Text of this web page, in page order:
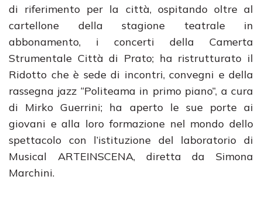
di riferimento per la città, ospitando oltre al
cartellone della stagione teatrale in
abbonamento, i concerti della Camerta
Strumentale Città di Prato; ha ristrutturato il
Ridotto che è sede di incontri, convegni e della
rassegna jazz “Politeama in primo piano”, a cura
di Mirko Guerrini; ha aperto le sue porte ai
giovani e alla loro formazione nel mondo dello
spettacolo con l’istituzione del laboratorio di
Musical ARTEINSCENA, diretta da Simona
Marchini.